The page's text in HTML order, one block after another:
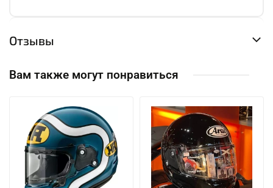
Отзывы
Вам также могут понравиться